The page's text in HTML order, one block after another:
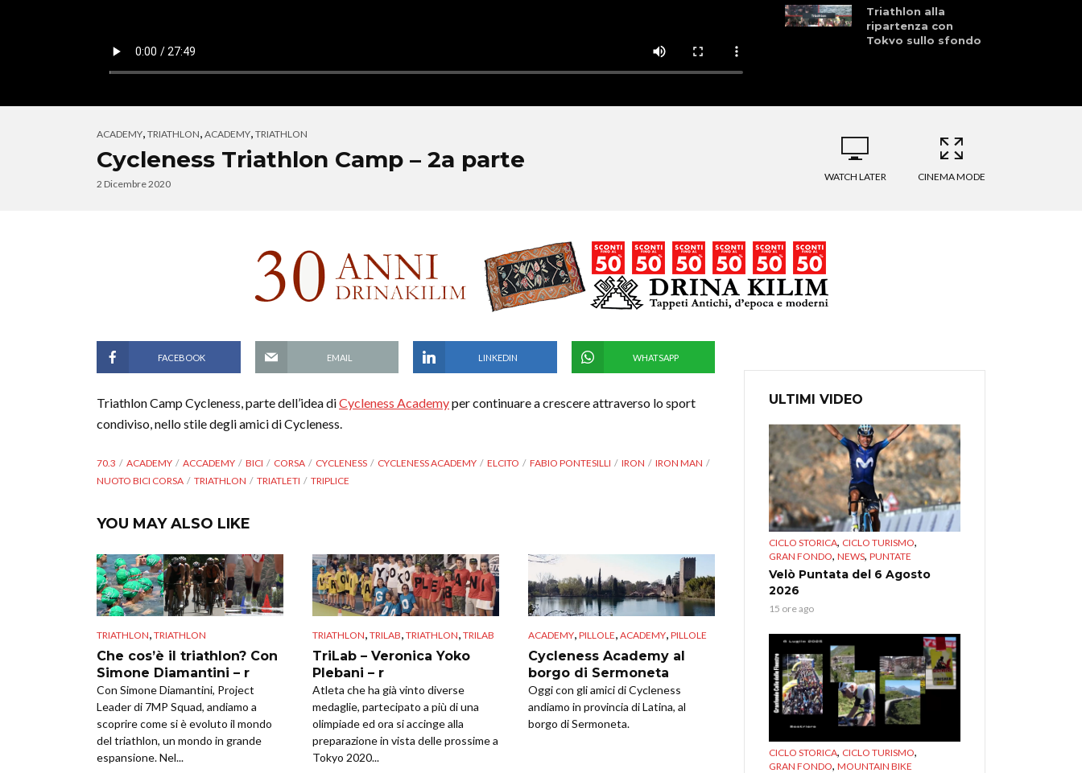
Triathlon alla
ripartenza con
Tokyo sullo sfondo
ACADEMY, TRIATHLON, ACADEMY, TRIATHLON
Cycleness Triathlon Camp – 2a parte
2 Dicembre 2020
WATCH LATER CINEMA MODE
FACEBOOK EMAIL LINKEDIN WHATSAPP
Triathlon Camp Cycleness, parte dell’idea diCycleness Academyper continuare a crescere attraverso lo sport
condiviso, nello stile degli amici di Cycleness.
70.3 ACADEMY ACCADEMY BICI CORSA CYCLENESS CYCLENESS ACADEMY ELCITO FABIO PONTESILLI IRON
IRON MAN
NUOTO BICI CORSA
TRIATHLON TRIATLETI TRIPLICE
YOU MAY ALSO LIKE
TRIATHLON, TRIATHLON
Che cos’è il triathlon? Con
Simone Diamantini – r
Con Simone Diamantini, Project
Leader di 7MP Squad, andiamo a
scoprire come si è evoluto il mondo
del triathlon, un mondo in grande
espansione. Nel...
TRIATHLON, TRILAB, TRIATHLON, TRILAB
TriLab – Veronica Yoko
Plebani – r
Atleta che ha già vinto diverse
medaglie, partecipato a più di una
olimpiade ed ora si accinge alla
preparazione in vista delle prossime a
Tokyo 2020...
ACADEMY, PILLOLE, ACADEMY, PILLOLE
Cycleness Academy al
borgo di Sermoneta
Oggi con gli amici di Cycleness
andiamo in provincia di Latina, al
borgo di Sermoneta.
ULTIMI VIDEO
CICLO STORICA, CICLO TURISMO,
GRAN FONDO, NEWS, PUNTATE
Velò Puntata del 6 Agosto
2026
15 ore ago
CICLO STORICA, CICLO TURISMO,
GRAN FONDO, MOUNTAIN BIKE